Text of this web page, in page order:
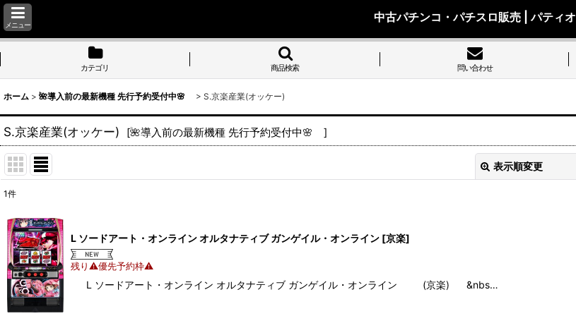
メニュー
中古パチンコ・パチスロ販売 | パティオ
カテゴリ 商品検索 問い合わせ
ホーム > 🌺導入前の最新機種 先行予約受付中🌸 > S.京楽産業(オッケー)
S.京楽産業(オッケー) [🌺導入前の最新機種 先行予約受付中🌸 ]
表示順変更
並び順:
絞り込む
1件
L ソードアート・オンライン オルタナティブ ガンゲイル・オンライン [京楽]
残り⚠優先予約枠⚠
L ソードアート・オンライン オルタナティブ ガンゲイル・オンライン (京楽) &nbs…